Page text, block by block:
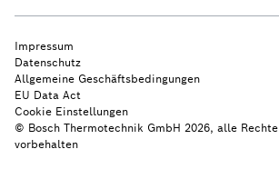
© Bosch Thermotechnik GmbH 2026, alle Rechte
vorbehalten
Impressum
Datenschutz
Allgemeine Geschäftsbedingungen
EU Data Act
Cookie Einstellungen